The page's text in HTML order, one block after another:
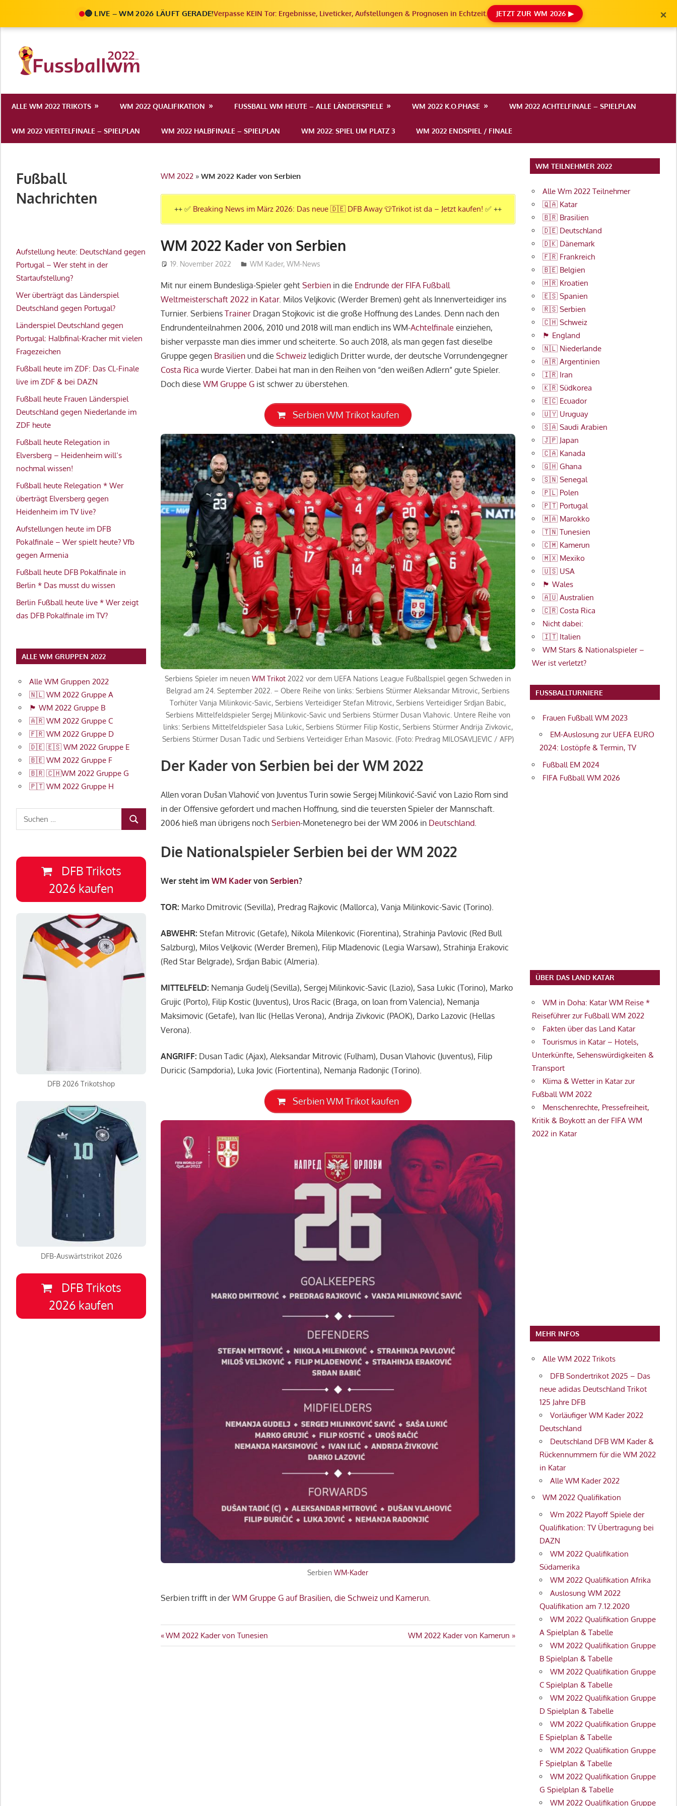
🔴 LIVE – WM 2026 LÄUFT GERADE!Verpasse KEIN Tor: Ergebnisse, Liveticker, Aufstellungen & Prognosen in Echtzeit. JETZT ZUR WM 2026 ▶ ×
springen
Weltmeisterschaft
zur
in
ALLE WM 2022 TRIKOTS WM 2022 QUALIFIKATION FUSSBALL WM HEUTE – ALLE LÄNDERSPIELE WM 2022 K.O.PHASE WM 2022 ACHTELFINALE – SPIELPLAN
WM 2022 VIERTELFINALE – SPIELPLAN WM 2022 HALBFINALE – SPIELPLAN WM 2022: SPIEL UM PLATZ 3 WM 2022 ENDSPIEL / FINALE
WM 2022 »WM 2022 Kader von Serbien
++ ✅ Breaking News im März 2026: Das neue 🇩🇪 DFB Away 👕Trikot ist da – Jetzt kaufen! ✅ ++
WM 2022 Kader von Serbien
19. November 2022 admin_wm2022
WM Kader, WM-News
Mit nur einem Bundesliga-Spieler gehtSerbien in die Endrunde der FIFA Fußball
Weltmeisterschaft 2022 in Katar. Milos Veljkovic (Werder Bremen) geht als Innenverteidiger ins
Turnier. SerbiensTrainer Dragan Stojkovic ist die große Hoffnung des Landes. Denn nach den
Endrundenteilnahmen 2006, 2010 und 2018 will man endlich ins WM-Achtelfinale einziehen,
bisher verpasste man dies immer und scheiterte. So auch 2018, als man gegen fast dieselbe
Gruppe gegen Brasilien und dieSchweiz lediglich Dritter wurde, der deutsche Vorrundengegner
Costa Rica wurde Vierter. Dabei hat man in den Reihen von “den weißen Adlern” gute Spieler.
Doch dieseWM Gruppe G ist schwer zu überstehen.
Serbien WM Trikot kaufen
Serbiens Spieler im neuenWM Trikot 2022 vor dem UEFA Nations League Fußballspiel gegen Schweden in
Belgrad am 24. September 2022. – Obere Reihe von links: Serbiens Stürmer Aleksandar Mitrovic, Serbiens
Torhüter Vanja Milinkovic-Savic, Serbiens Verteidiger Stefan Mitrovic, Serbiens Verteidiger Srdjan Babic,
Serbiens Mittelfeldspieler Sergej Milinkovic-Savic und Serbiens Stürmer Dusan Vlahovic. Untere Reihe von
links: Serbiens Mittelfeldspieler Sasa Lukic, Serbiens Stürmer Filip Kostic, Serbiens Stürmer Andrija Zivkovic,
Serbiens Stürmer Dusan Tadic und Serbiens Verteidiger Erhan Masovic. (Foto: Predrag MILOSAVLJEVIC / AFP)
Der Kader von Serbien bei der WM 2022
Allen voran Dušan Vlahović von Juventus Turin sowieSergej Milinković-Savić von Lazio Rom sind
in der Offensive gefordert und machen Hoffnung, sind die teuersten Spieler der Mannschaft.
2006 hieß man übrigens nochSerbien-Monetenegro bei der WM 2006 in Deutschland
Die Nationalspieler Serbien bei der WM 2022
Wer steht imWM Kader vonSerbien?
TOR: Marko Dmitrovic (Sevilla), Predrag Rajkovic (Mallorca), Vanja Milinkovic-Savic (Torino).
ABWEHR: Stefan Mitrovic (Getafe), Nikola Milenkovic (Fiorentina), Strahinja Pavlovic (Red Bull
Salzburg), Milos Veljkovic (Werder Bremen), Filip Mladenovic (Legia Warsaw), Strahinja Erakovic
(Red Star Belgrade), Srdjan Babic (Almeria).
MITTELFELD: Nemanja Gudelj (Sevilla), Sergej Milinkovic-Savic (Lazio), Sasa Lukic (Torino), Marko
Grujic (Porto), Filip Kostic (Juventus), Uros Racic (Braga, on loan from Valencia), Nemanja
Maksimovic (Getafe), Ivan Ilic (Hellas Verona), Andrija Zivkovic (PAOK), Darko Lazovic (Hellas
Verona).
ANGRIFF: Dusan Tadic (Ajax), Aleksandar Mitrovic (Fulham), Dusan Vlahovic (Juventus), Filip
Duricic (Sampdoria), Luka Jovic (Fiortentina), Nemanja Radonjic (Torino).
Serbien WM Trikot kaufen
SerbienWM-Kader
Serbien trifft in derWM Gruppe G auf Brasilien, die Schweiz und Kamerun.
GRUPPE
Beitragsnavigation
Vorheriger
Beitrag:
WM 2022 Kader von Tunesien
Nächster
Beitrag:
WM 2022 Kader von Kamerun
Fußball
Nachrichten
Aufstellung heute: Deutschland gegen
Portugal – Wer steht in der
Startaufstellung?
Wer überträgt das Länderspiel
Deutschland gegen Portugal?
Länderspiel Deutschland gegen
Portugal: Halbfinal-Kracher mit vielen
Fragezeichen
Fußball heute im ZDF: Das CL-Finale
live im ZDF & bei DAZN
Fußball heute Frauen Länderspiel
Deutschland gegen Niederlande im
ZDF heute
Fußball heute Relegation in
Elversberg – Heidenheim will’s
nochmal wissen!
Fußball heute Relegation * Wer
überträgt Elversberg gegen
Heidenheim im TV live?
Aufstellungen heute im DFB
Pokalfinale – Wer spielt heute? Vfb
gegen Armenia
Fußball heute DFB Pokalfinale in
Berlin * Das musst du wissen
Berlin Fußball heute live * Wer zeigt
das DFB Pokalfinale im TV?
ALLE WM GRUPPEN 2022
Alle WM Gruppen 2022
🇳🇱 WM 2022 Gruppe A
🏴󠁧󠁢󠁥󠁮󠁧󠁿 WM 2022 Gruppe B
🇦🇷 WM 2022 Gruppe C
🇫🇷 WM 2022 Gruppe D
🇩🇪 🇪🇸 WM 2022 Gruppe E
🇧🇪 WM 2022 Gruppe F
🇧🇷 🇨🇭WM 2022 Gruppe G
🇵🇹 WM 2022 Gruppe H
Suchen
nach:
SUCHEN
DFB Trikots
2026 kaufen
DFB 2026 Trikotshop
DFB-Auswärtstrikot 2026
DFB Trikots
2026 kaufen
WM TEILNEHMER 2022
Alle Wm 2022 Teilnehmer
🇶🇦 Katar
🇧🇷 Brasilien
🇩🇪 Deutschland
🇩🇰 Dänemark
🇫🇷 Frankreich
🇧🇪 Belgien
🇭🇷 Kroatien
🇪🇸 Spanien
🇷🇸 Serbien
🇨🇭 Schweiz
🏴󠁧󠁢󠁥󠁮󠁧󠁿 England
🇳🇱 Niederlande
🇦🇷 Argentinien
🇮🇷 Iran
🇰🇷 Südkorea
🇪🇨 Ecuador
🇺🇾 Uruguay
🇸🇦 Saudi Arabien
🇯🇵 Japan
🇨🇦 Kanada
🇬🇭 Ghana
🇸🇳 Senegal
🇵🇱 Polen
🇵🇹 Portugal
🇲🇦 Marokko
🇹🇳 Tunesien
🇨🇲 Kamerun
🇲🇽 Mexiko
🇺🇸 USA
🏴󠁧󠁢󠁷󠁬󠁳󠁿 Wales
🇦🇺 Australien
🇨🇷 Costa Rica
Nicht dabei:
🇮🇹 Italien
WM Stars & Nationalspieler –
Wer ist verletzt?
FUSSBALLTURNIERE
Frauen Fußball WM 2023
EM-Auslosung zur UEFA EURO
2024: Lostöpfe & Termin, TV
Fußball EM 2024
FIFA Fußball WM 2026
ÜBER DAS LAND KATAR
WM in Doha: Katar WM Reise *
Reiseführer zur Fußball WM 2022
Fakten über das Land Katar
Tourismus in Katar – Hotels,
Unterkünfte, Sehenswürdigkeiten &
Transport
Klima & Wetter in Katar zur
Fußball WM 2022
Menschenrechte, Pressefreiheit,
Kritik & Boykott an der FIFA WM
2022 in Katar
MEHR INFOS
Alle WM 2022 Trikots
DFB Sondertrikot 2025 – Das
neue adidas Deutschland Trikot
125 Jahre DFB
Vorläufiger WM Kader 2022
Deutschland
Deutschland DFB WM Kader &
Rückennummern für die WM 2022
in Katar
Alle WM Kader 2022
WM 2022 Qualifikation
Wm 2022 Playoff Spiele der
Qualifikation: TV Übertragung bei
DAZN
WM 2022 Qualifikation
Südamerika
WM 2022 Qualifikation Afrika
Auslosung WM 2022
Qualifikation am 7.12.2020
WM 2022 Qualifikation Gruppe
A Spielplan & Tabelle
WM 2022 Qualifikation Gruppe
B Spielplan & Tabelle
WM 2022 Qualifikation Gruppe
C Spielplan & Tabelle
WM 2022 Qualifikation Gruppe
D Spielplan & Tabelle
WM 2022 Qualifikation Gruppe
E Spielplan & Tabelle
WM 2022 Qualifikation Gruppe
F Spielplan & Tabelle
WM 2022 Qualifikation Gruppe
G Spielplan & Tabelle
WM 2022 Qualifikation Gruppe